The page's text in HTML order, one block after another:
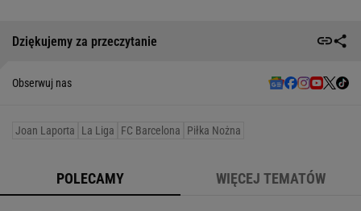
Dziękujemy za przeczytanie
Obserwuj nas
Joan Laporta La Liga FC Barcelona Piłka Nożna
POLECAMY WIĘCEJ TEMATÓW